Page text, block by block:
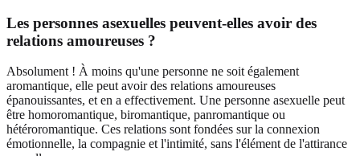
Les personnes asexuelles peuvent-elles avoir des
relations amoureuses ?
Absolument ! À moins qu'une personne ne soit également
aromantique, elle peut avoir des relations amoureuses
épanouissantes, et en a effectivement. Une personne asexuelle peut
être homoromantique, biromantique, panromantique ou
hétéroromantique. Ces relations sont fondées sur la connexion
émotionnelle, la compagnie et l'intimité, sans l'élément de l'attirance